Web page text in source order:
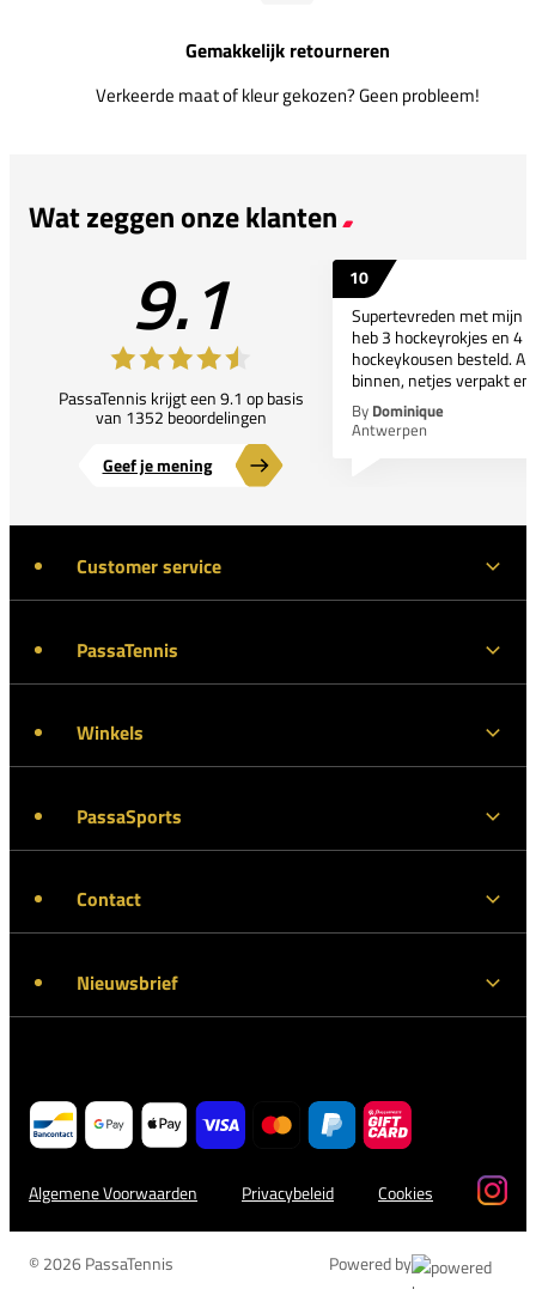
Gemakkelijk retourneren
Verkeerde maat of kleur gekozen? Geen probleem!
Wat zeggen onze klanten
9.1
PassaTennis krijgt een 9.1 op basis
van 1352 beoordelingen
Geef je mening
10
Supertevreden met mijn
heb 3 hockeyrokjes en 4
hockeykousen besteld.
binnen, netjes verpakt
By Dominique
Antwerpen
Customer service
PassaTennis
Winkels
PassaSports
Contact
Nieuwsbrief
Algemene Voorwaarden Privacybeleid Cookies
© 2026 PassaTennis Powered by